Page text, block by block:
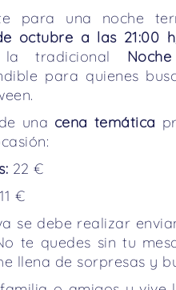
para una noche
octubre a las 21:00 h
la tradicional
para quienes
una cena temática
22 €
11 €
se debe realizar
te quedes sin tu
llena de sorpresas y